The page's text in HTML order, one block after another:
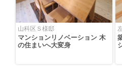
山科区Ｓ様邸
マンションリノベーション 木
の住まいへ大変身